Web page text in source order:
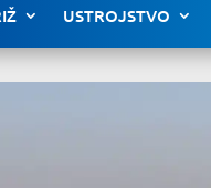
USTROJSTVO